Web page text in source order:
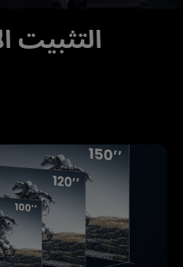
التثبيت